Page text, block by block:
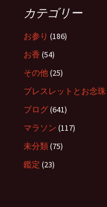
カテゴリー
お参り (186)
お香 (54)
その他(25)
ブレスレットとお念珠
ブログ(641)
マラソン (117)
未分類(75)
鑑定 (23)